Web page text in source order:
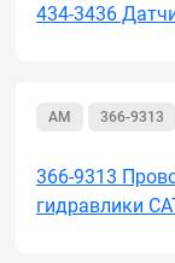
434-3436
AM 366-9313
366-9313
гидравлики